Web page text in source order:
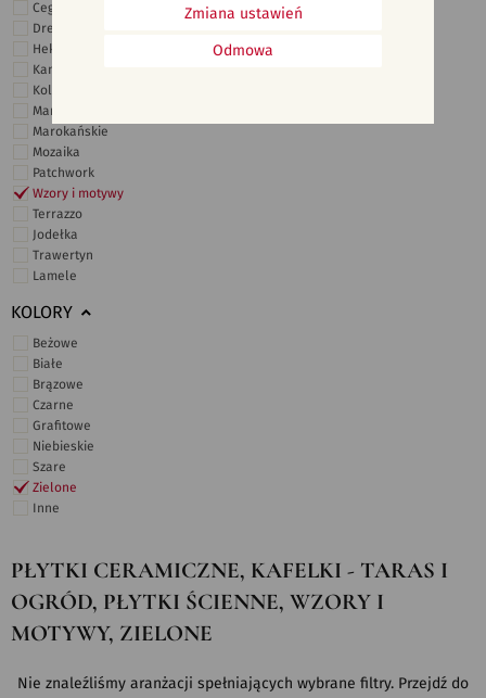
Cegiełki
Drewno
Heksagonalne
Kamień
Kolor
Marmur
Marokańskie
Mozaika
Patchwork
Wzory i motywy
Terrazzo
Jodełka
Trawertyn
Lamele
KOLORY
Beżowe
Białe
Brązowe
Czarne
Grafitowe
Niebieskie
Szare
Zielone
Inne
PŁYTKI CERAMICZNE, KAFELKI - TARAS I
OGRÓD, PŁYTKI ŚCIENNE, WZORY I
MOTYWY, ZIELONE
Nie znaleźliśmy aranżacji spełniających wybrane filtry. Przejdź do
Odmowa
Zmiana ustawień